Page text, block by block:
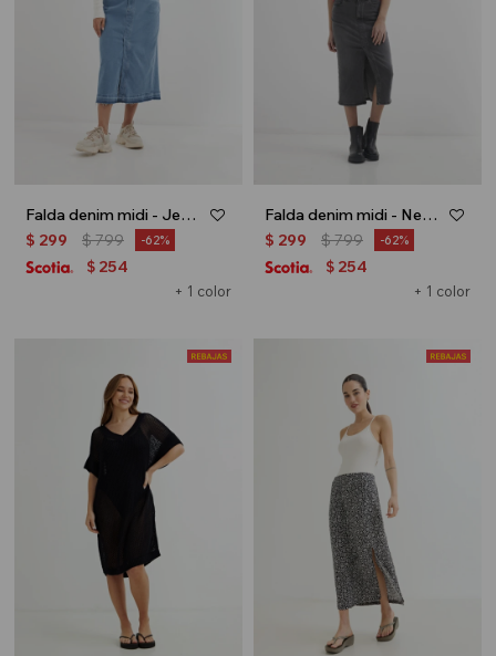
Falda denim midi - Jean medio
+ 1 color
$ 299 $799 62
$ 254
Falda denim midi - Negro
+ 1 color
$ 299 $799 62
$ 254